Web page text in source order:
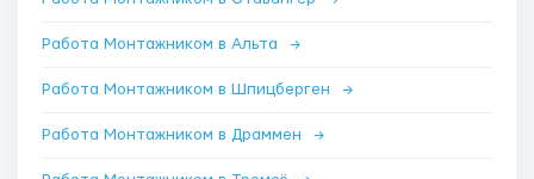
Работа Монтажником в Альта →
Работа Монтажником в Шпицберген →
Работа Монтажником в Драммен →